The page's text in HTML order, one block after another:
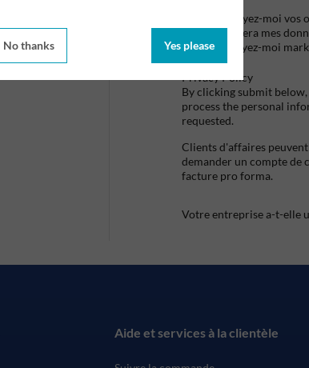
No thanks Yes please
Envoyez-moi
utilisera mes
envoyez-moi
Privacy Policy
By clicking submit
process the personal
requested.
Clients d'affaires
demander un compte de
facture pro forma.
Votre entreprise a-t-elle
Aide et services à la clientèle